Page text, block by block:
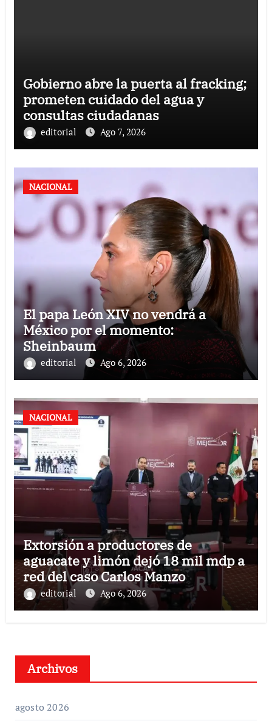
Gobierno abre la puerta al fracking;
prometen cuidado del agua y
consultas ciudadanas
editorial Ago 7, 2026
NACIONAL
El papa León XIV no vendrá a
México por el momento:
Sheinbaum
editorial Ago 6, 2026
NACIONAL
Extorsión a productores de
aguacate y limón dejó 18 mil mdp a
red del caso Carlos Manzo
editorial Ago 6, 2026
Archivos
agosto 2026